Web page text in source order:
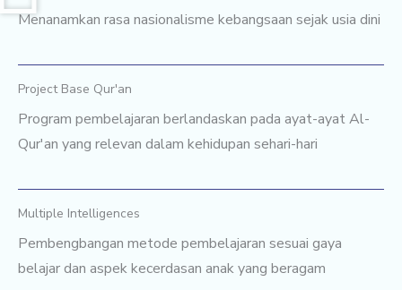
Menanamkan rasa nasionalisme kebangsaan sejak usia dini
Project Base Qur'an
Program pembelajaran berlandaskan pada ayat-ayat Al-
Qur'an yang relevan dalam kehidupan sehari-hari
Multiple Intelligences
Pembengbangan metode pembelajaran sesuai gaya
belajar dan aspek kecerdasan anak yang beragam